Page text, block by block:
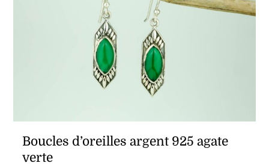
Boucles d’oreilles argent 925 agate
verte